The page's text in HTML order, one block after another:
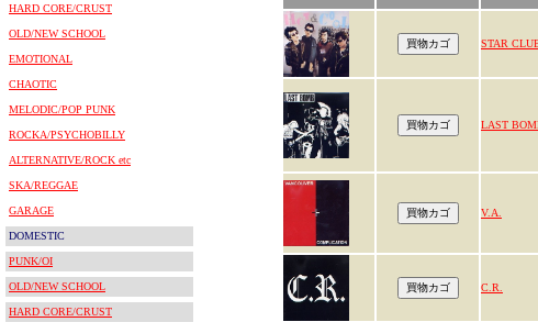
HARD CORE/CRUST
OLD/NEW SCHOOL
EMOTIONAL
CHAOTIC
MELODIC/POP PUNK
ROCKA/PSYCHOBILLY
ALTERNATIVE/ROCK etc
SKA/REGGAE
GARAGE
DOMESTIC
PUNK/OI
OLD/NEW SCHOOL
HARD CORE/CRUST
STAR
LAST
V.A.
C.R.